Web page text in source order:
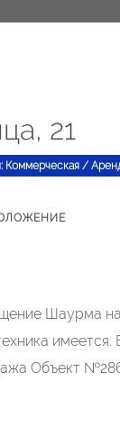
21
Коммерческая /
Шаурма на
имеется.
Объект